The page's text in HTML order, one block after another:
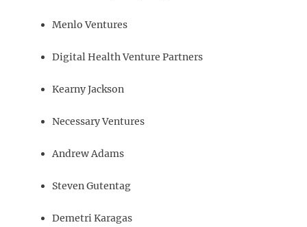
Menlo Ventures
Digital Health Venture Partners
Kearny Jackson
Necessary Ventures
Andrew Adams
Steven Gutentag
Demetri Karagas